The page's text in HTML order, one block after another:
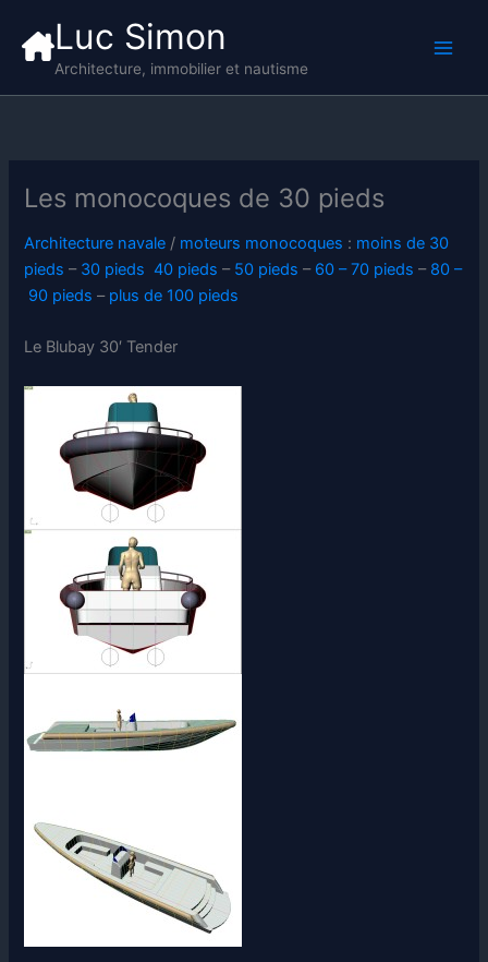
contenu
Luc Simon
Architecture, immobilier et nautisme
Les monocoques de 30 pieds
Architecture navale / moteurs monocoques : moins de 30
pieds – 30 pieds 40 pieds – 50 pieds – 60 – 70 pieds – 80 –
90 pieds – plus de 100 pieds
Le Blubay 30′ Tender